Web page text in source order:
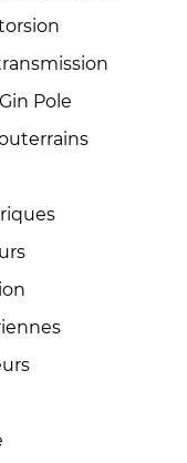
Pole